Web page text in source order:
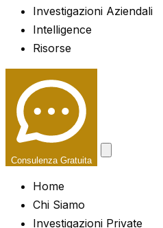
Investigazioni Aziendali
Intelligence
Risorse
Consulenza Gratuita
Home
Chi Siamo
Investigazioni Private